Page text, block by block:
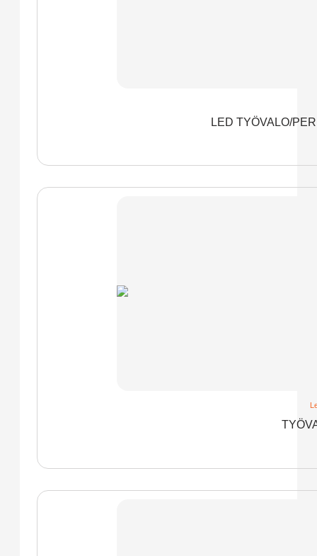
LED TYÖVALO/